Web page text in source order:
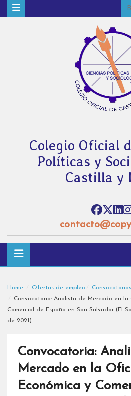
Colegio Oficial
Políticas y
Castilla y
Home Ofertas de empleo
Convocatoria: Analista de Mercado en la
Comercial de España en San Salvador (El
de 2021)
Convocatoria:
Mercado en la
Económica y